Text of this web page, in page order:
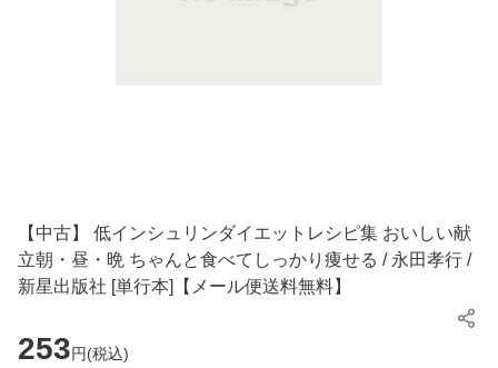
【中古】 低インシュリンダイエットレシピ集 おいしい献
立朝・昼・晩 ちゃんと食べてしっかり痩せる / 永田孝行 /
新星出版社 [単行本]【メール便送料無料】
253円(税込)